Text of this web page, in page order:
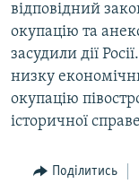
відповідний
окупацію та
засудили дії
низку
окупацію
історичної
Поділитись